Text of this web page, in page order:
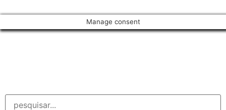
Manage consent